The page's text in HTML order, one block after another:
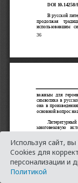
Используя сайт,
Cookies для
персонализации и
Политикой